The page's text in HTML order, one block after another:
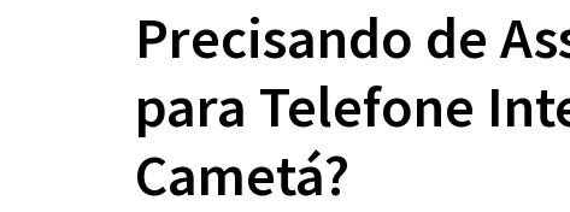
Precisando de
para Telefone
Cametá?